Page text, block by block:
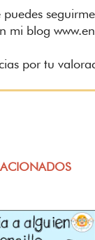
puedes
mi blog
por tu